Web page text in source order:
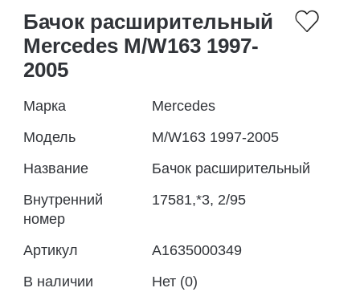
Бачок расширительный
Mercedes M/W163 1997-
2005
Марка
Mercedes
Модель
M/W163 1997-2005
Название
Бачок расширительный
Внутренний
номер
17581,*3, 2/95
Артикул
A1635000349
В наличии
Нет (0)